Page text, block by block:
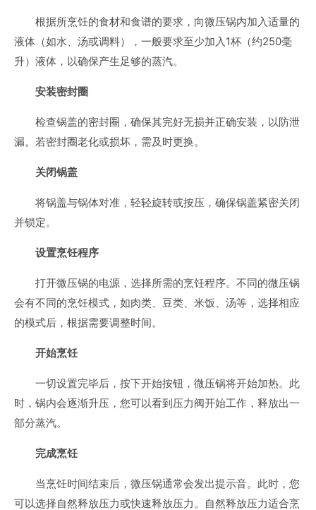
根据所烹饪的食材和食谱的要求，向微压锅内加入适量的
液体（如水、汤或调料），一般要求至少加入1杯（约250毫
升）液体，以确保产生足够的蒸汽。
安装密封圈
检查锅盖的密封圈，确保其完好无损并正确安装，以防泄
漏。若密封圈老化或损坏，需及时更换。
关闭锅盖
将锅盖与锅体对准，轻轻旋转或按压，确保锅盖紧密关闭
并锁定。
设置烹饪程序
打开微压锅的电源，选择所需的烹饪程序。不同的微压锅
会有不同的烹饪模式，如肉类、豆类、米饭、汤等，选择相应
的模式后，根据需要调整时间。
开始烹饪
一切设置完毕后，按下开始按钮，微压锅将开始加热。此
时，锅内会逐渐升压，您可以看到压力阀开始工作，释放出一
部分蒸汽。
完成烹饪
当烹饪时间结束后，微压锅通常会发出提示音。此时，您
可以选择自然释放压力或快速释放压力。自然释放压力适合烹